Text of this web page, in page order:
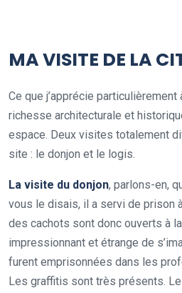
MA VISITE DE LA
Ce que j’apprécie
richesse architecturale et
espace. Deux visites totalement
site : le donjon et le logis.
La visite du donjon, parlons-en,
vous le disais, il a servi de prison
des cachots sont donc ouverts à
impressionnant et étrange de
furent emprisonnées dans les
Les graffitis sont très présents.